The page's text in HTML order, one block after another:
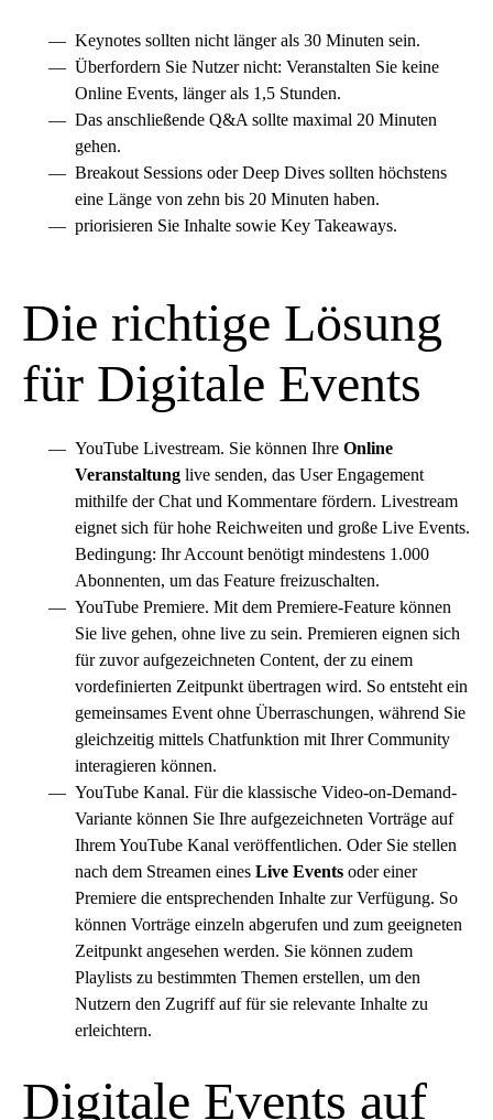
Keynotes sollten nicht länger als 30 Minuten sein.
Überfordern Sie Nutzer nicht: Veranstalten Sie keine
Online Events, länger als 1,5 Stunden.
Das anschließende Q&A sollte maximal 20 Minuten
gehen.
Breakout Sessions oder Deep Dives sollten höchstens
eine Länge von zehn bis 20 Minuten haben.
priorisieren Sie Inhalte sowie Key Takeaways.
Die richtige Lösung
für Digitale Events
YouTube Livestream. Sie können Ihre Online
Veranstaltung live senden, das User Engagement
mithilfe der Chat und Kommentare fördern. Livestream
eignet sich für hohe Reichweiten und große Live Events.
Bedingung: Ihr Account benötigt mindestens 1.000
Abonnenten, um das Feature freizuschalten.
YouTube Premiere. Mit dem Premiere-Feature können
Sie live gehen, ohne live zu sein. Premieren eignen sich
für zuvor aufgezeichneten Content, der zu einem
vordefinierten Zeitpunkt übertragen wird. So entsteht ein
gemeinsames Event ohne Überraschungen, während Sie
gleichzeitig mittels Chatfunktion mit Ihrer Community
interagieren können.
YouTube Kanal. Für die klassische Video-on-Demand-
Variante können Sie Ihre aufgezeichneten Vorträge auf
Ihrem YouTube Kanal veröffentlichen. Oder Sie stellen
nach dem Streamen eines Live Events oder einer
Premiere die entsprechenden Inhalte zur Verfügung. So
können Vorträge einzeln abgerufen und zum geeigneten
Zeitpunkt angesehen werden. Sie können zudem
Playlists zu bestimmten Themen erstellen, um den
Nutzern den Zugriff auf für sie relevante Inhalte zu
erleichtern.
Digitale Events auf